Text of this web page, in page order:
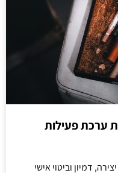
ערכת פעילות
דמיון וביטוי אישי